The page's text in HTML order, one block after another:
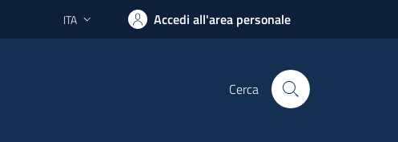
Lingua attiva:
ITA Accedi all'area personale
Cerca